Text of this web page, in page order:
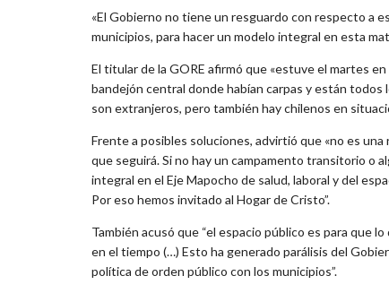
«El Gobierno no tiene un resguardo con respecto a
municipios, para hacer un modelo integral en esta
El titular de la GORE afirmó que «estuve el martes
bandejón central donde habían carpas y están todos
son extranjeros, pero también hay chilenos en
Frente a posibles soluciones, advirtió que «no es
que seguirá. Si no hay un campamento transitorio o
integral en el Eje Mapocho de salud, laboral y del
Por eso hemos invitado al Hogar de Cristo”.
También acusó que “el espacio público es para que
en el tiempo (…) Esto ha generado parálisis del
política de orden público con los municipios”.